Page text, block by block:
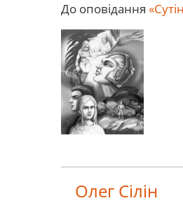
До оповідання
Олег Сілін